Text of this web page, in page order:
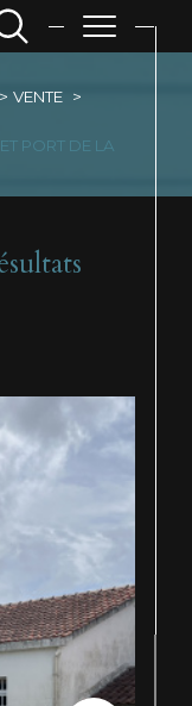
VENTE
PORT DE LA